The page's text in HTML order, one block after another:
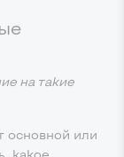
на такие
основной или
какое